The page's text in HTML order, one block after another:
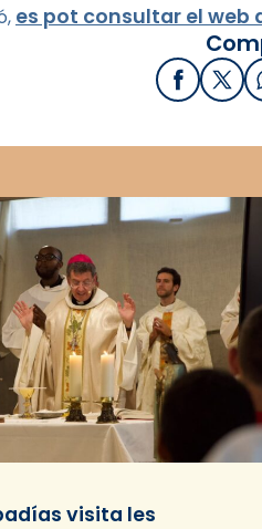
es pot consultar el web
X /
visita les